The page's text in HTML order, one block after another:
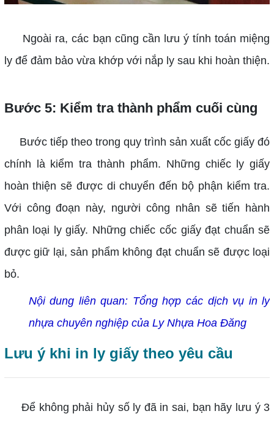
Ngoài ra, các bạn cũng cần lưu ý tính toán miệng
ly để đảm bảo vừa khớp với nắp ly sau khi hoàn thiện.
Bước 5: Kiểm tra thành phẩm cuối cùng
Bước tiếp theo trong quy trình sản xuất cốc giấy đó
chính là kiểm tra thành phẩm. Những chiếc ly giấy
hoàn thiện sẽ được di chuyển đến bộ phận kiểm tra.
Với công đoạn này, người công nhân sẽ tiến hành
phân loại ly giấy. Những chiếc cốc giấy đạt chuẩn sẽ
được giữ lại, sản phẩm không đạt chuẩn sẽ được loại
bỏ.
Nội dung liên quan: Tổng hợp các dịch vụ in ly
nhựa chuyên nghiệp của Ly Nhựa Hoa Đăng
Lưu ý khi in ly giấy theo yêu cầu
Để không phải hủy số ly đã in sai, bạn hãy lưu ý 3